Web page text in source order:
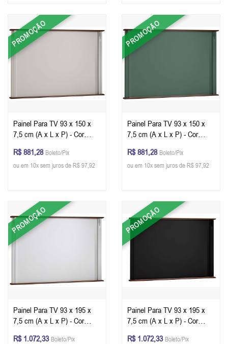
PROMOÇÃO
Painel Para TV 93 x 150 x
7,5 cm (A x L x P) - Cor
R$ 881,28 Boleto/Pix
ou em 10x sem juros de R$ 97,92
PROMOÇÃO
Painel Para TV 93 x 150 x
7,5 cm (A x L x P) - Cor
R$ 881,28 Boleto/Pix
ou em 10x sem juros de R$ 97,92
PROMOÇÃO
Painel Para TV 93 x 195 x
7,5 cm (A x L x P) - Cor
R$ 1.072,33 Boleto/Pix
PROMOÇÃO
Painel Para TV 93 x 195 x
7,5 cm (A x L x P) - Cor
R$ 1.072,33 Boleto/Pix